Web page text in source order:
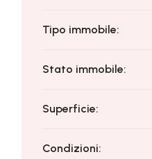
Tipo immobile:
Stato immobile:
Superficie:
Condizioni: